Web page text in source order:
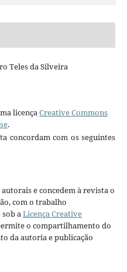
Teles da Silveira
licençaCreative Commons
.
concordam com os seguintes
e concedem à revista o
com o trabalho
aLicença Creative
o compartilhamento do
da autoria e publicação